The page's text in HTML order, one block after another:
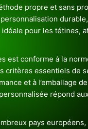
propre et sans
idéale pour les tétines,
est conforme à la
critères essentiels de
et à l’emballage
répond
pays